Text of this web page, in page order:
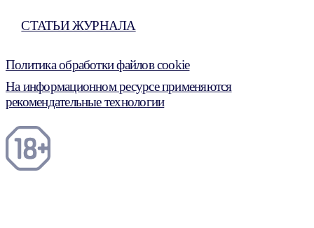
СТАТЬИ ЖУРНАЛА
Политика обработки файлов cookie
На информационном ресурсе применяются
рекомендательные технологии